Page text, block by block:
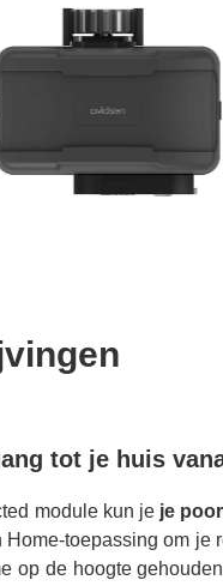
tot je huis
module kun je je
Home-toepassing om je
op de hoogte